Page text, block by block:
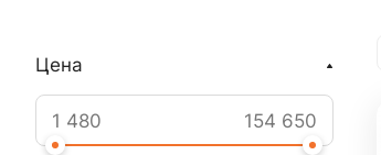
Цена